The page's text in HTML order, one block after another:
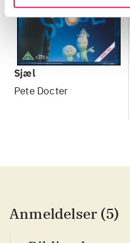
Sjæl
Pete Docter
Anmeldelser (5)